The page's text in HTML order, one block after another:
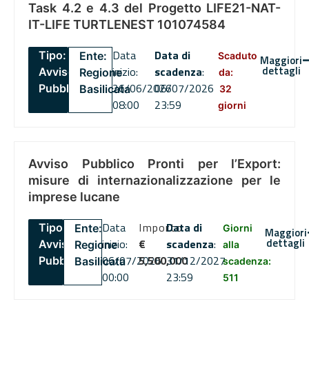
Task 4.2 e 4.3 del Progetto LIFE21-NAT-
IT-LIFE TURTLENEST 101074584
Tipo:
Avviso
Pubblico
Ente:
Regione
Basilicata
Data
inizio:
26/06/2026
08:00
Data di
scadenza:
06/07/2026
23:59
Scaduto
da:
32
giorni
Maggiori
dettagli
Avviso Pubblico Pronti per l’Export:
misure di internazionalizzazione per le
imprese lucane
Tipo:
Avviso
Pubblico
Ente:
Regione
Basilicata
Data
inizio:
06/07/2026
00:00
Importo
€
5,500,000
Data di
scadenza:
31/12/2027
23:59
Giorni
alla
scadenza:
511
Maggiori
dettagli